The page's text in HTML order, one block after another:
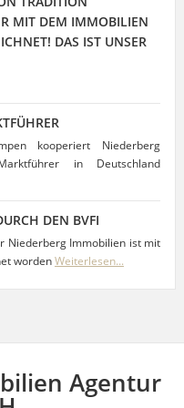
MIT DEM IMMOBILIEN
DAS IST UNSER
kooperiert Niederberg
in Deutschland
DEN BVFI
Niederberg Immobilien ist mit
wordenWeiterlesen...
Agentur